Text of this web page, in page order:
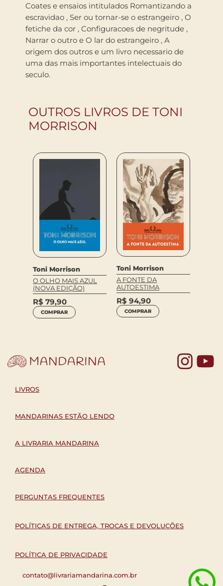
Coates e ensaios intitulados Romantizando a
escravidao , Ser ou tornar-se o estrangeiro , O
fetiche da cor , Configuracoes de negritude ,
Narrar o outro e O lar do estrangeiro , A
origem dos outros e um livro necessario de
uma das mais importantes intelectuais do
seculo.
OUTROS LIVROS DE TONI
MORRISON
Toni Morrison
O OLHO MAIS AZUL
(NOVA EDIÇÃO)
R$ 79,90
COMPRAR
Toni Morrison
A FONTE DA
AUTOESTIMA
R$ 94,90
COMPRAR
LIVROS
MANDARINAS ESTÃO LENDO
A LIVRARIA MANDARINA
AGENDA
PERGUNTAS FREQUENTES
POLÍTICAS DE ENTREGA, TROCAS E DEVOLUÇÕES
POLÍTICA DE PRIVACIDADE
contato@livrariamandarina.com.br